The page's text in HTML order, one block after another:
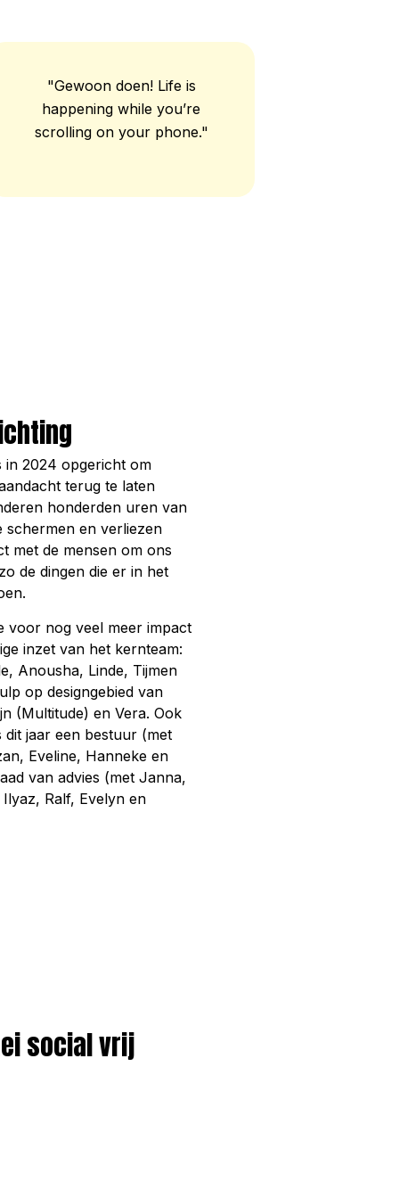
"Gewoon doen! Life is
happening while you’re
scrolling on your phone."
in 2024 opgericht om
terug te laten
honderden uren van
schermen en verliezen
met de mensen om ons
de dingen die er in het
voor nog veel meer impact
inzet van het kernteam:
Anousha, Linde, Tijmen
op designgebied van
(Multitude) en Vera. Ook
dit jaar een bestuur (met
Eveline, Hanneke en
van advies (met Janna,
Ralf, Evelyn en
social vrij